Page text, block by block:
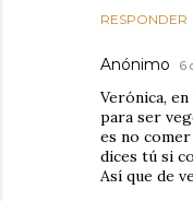
RESPONDER
Anónimo 6
Verónica,
para ser
es no
dices tú si
Así que de